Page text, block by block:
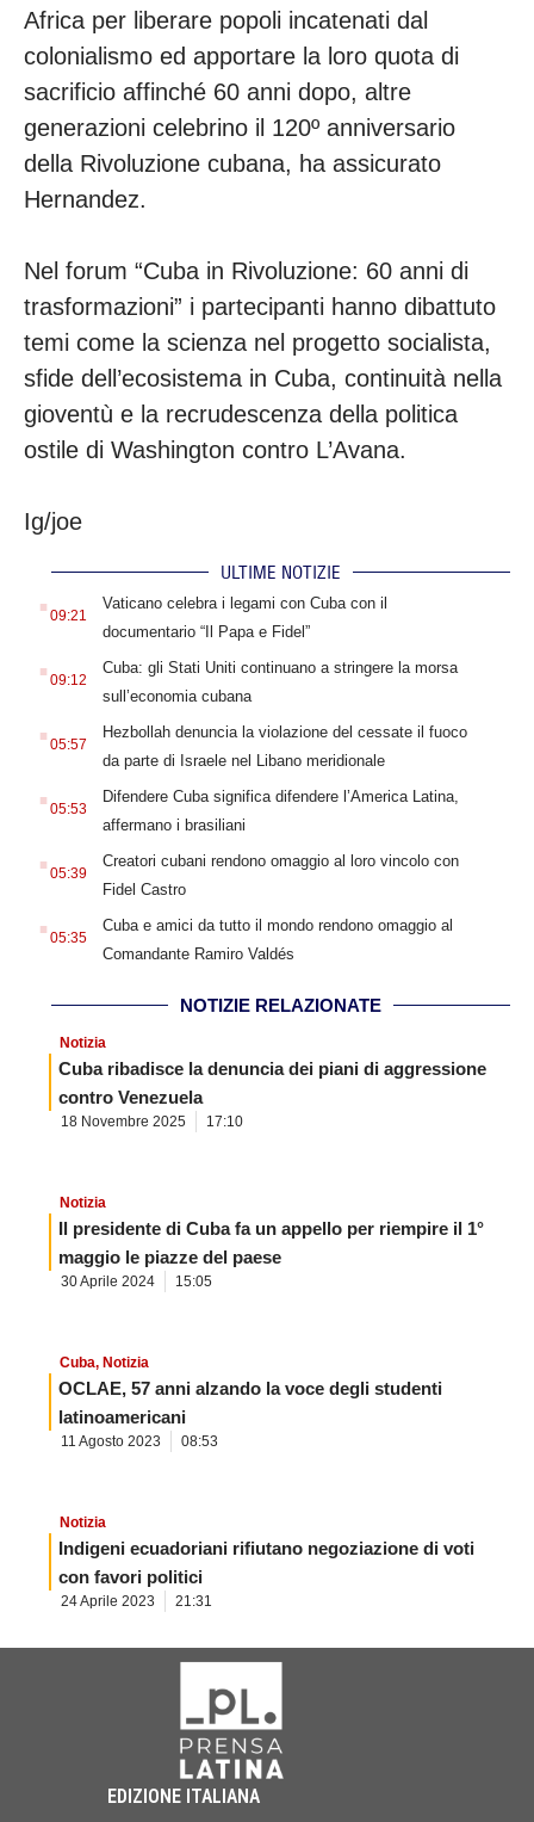
Africa per liberare popoli incatenati dal
colonialismo ed apportare la loro quota di
sacrificio affinché 60 anni dopo, altre
generazioni celebrino il 120º anniversario
della Rivoluzione cubana, ha assicurato
Hernandez.
Nel forum “Cuba in Rivoluzione: 60 anni di
trasformazioni” i partecipanti hanno dibattuto
temi come la scienza nel progetto socialista,
sfide dell’ecosistema in Cuba, continuità nella
gioventù e la recrudescenza della politica
ostile di Washington contro L’Avana.
Ig/joe
ULTIME NOTIZIE
. 09:21
Vaticano celebra i legami con Cuba con il
documentario “Il Papa e Fidel”
. 09:12
Cuba: gli Stati Uniti continuano a stringere la morsa
sull’economia cubana
. 05:57
Hezbollah denuncia la violazione del cessate il fuoco
da parte di Israele nel Libano meridionale
. 05:53
Difendere Cuba significa difendere l’America Latina,
affermano i brasiliani
. 05:39
Creatori cubani rendono omaggio al loro vincolo con
Fidel Castro
. 05:35
Cuba e amici da tutto il mondo rendono omaggio al
Comandante Ramiro Valdés
NOTIZIE RELAZIONATE
Notizia
Cuba ribadisce la denuncia dei piani di aggressione
contro Venezuela
18 Novembre 2025 17:10
Notizia
Il presidente di Cuba fa un appello per riempire il 1°
maggio le piazze del paese
30 Aprile 2024 15:05
Cuba, Notizia
OCLAE, 57 anni alzando la voce degli studenti
latinoamericani
11 Agosto 2023 08:53
Notizia
Indigeni ecuadoriani rifiutano negoziazione di voti
con favori politici
24 Aprile 2023 21:31
EDIZIONE ITALIANA